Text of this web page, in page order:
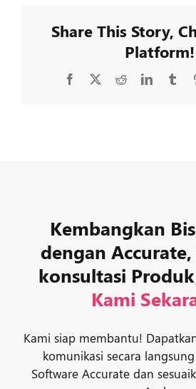
Share This Story,
Platform!
Facebook
X RedditLinkedIn
Kembangkan
dengan
konsultasi
Kami
Kami siap membantu!
komunikasi secara
Software Accurate dan